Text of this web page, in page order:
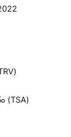
(TSA)